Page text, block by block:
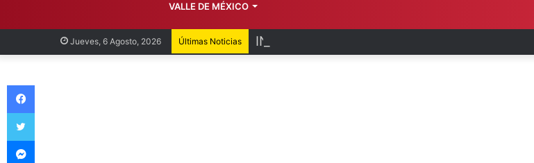
Jueves, 6 Agosto, 2026 Últimas Noticias INEA fortalece educación para reducir rezago
VALLE DE MÉXICO
Facebook
Twitter
Messenger